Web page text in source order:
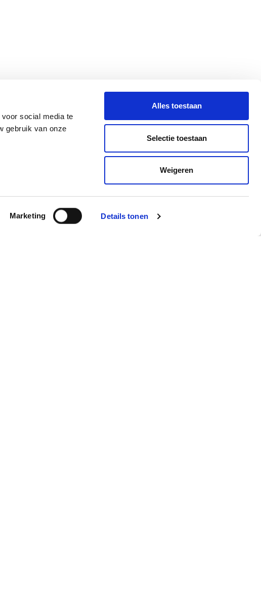
social media te
gebruik van onze
Marketing Details tonen
Alles toestaan
Selectie toestaan
Weigeren